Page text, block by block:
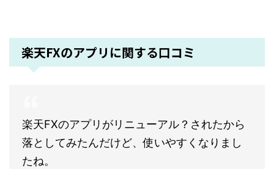
楽天FXのアプリに関する口コミ
楽天FXのアプリがリニューアル？されたから
落としてみたんだけど、使いやすくなりまし
たね。